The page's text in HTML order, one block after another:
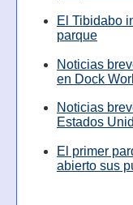
El Tibidabo
parque
Noticias
en Dock
Noticias
Estados
El primer
abierto sus